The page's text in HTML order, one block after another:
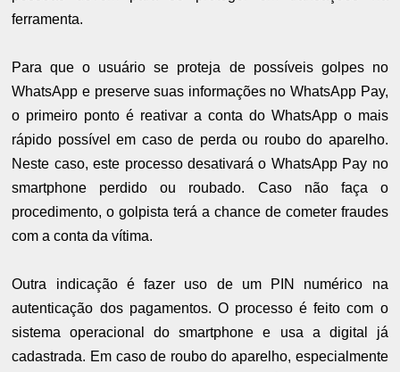
ferramenta.
Para que o usuário se proteja de possíveis golpes no
WhatsApp e preserve suas informações no WhatsApp Pay,
o primeiro ponto é reativar a conta do WhatsApp o mais
rápido possível em caso de perda ou roubo do aparelho.
Neste caso, este processo desativará o WhatsApp Pay no
smartphone perdido ou roubado. Caso não faça o
procedimento, o golpista terá a chance de cometer fraudes
com a conta da vítima.
Outra indicação é fazer uso de um PIN numérico na
autenticação dos pagamentos. O processo é feito com o
sistema operacional do smartphone e usa a digital já
cadastrada. Em caso de roubo do aparelho, especialmente